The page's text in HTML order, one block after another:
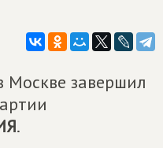
Москве завершил
.